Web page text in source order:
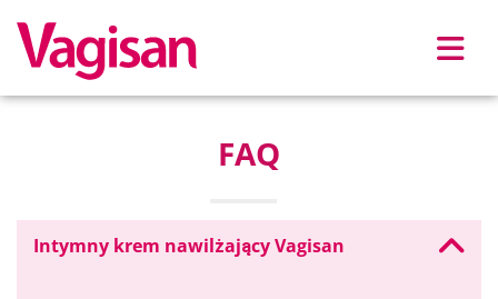
FAQ
Intymny krem nawilżający Vagisan